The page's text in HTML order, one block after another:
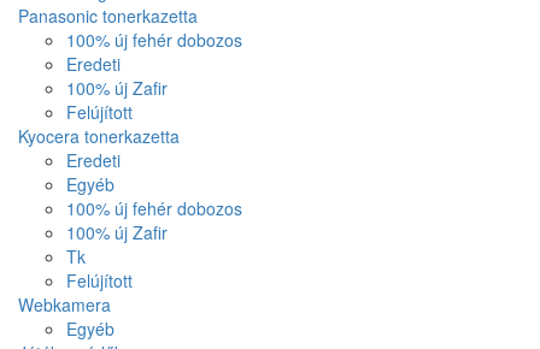
Panasonic tonerkazetta
100% új fehér dobozos
Eredeti
100% új Zafir
Felújított
Kyocera tonerkazetta
Eredeti
Egyéb
100% új fehér dobozos
100% új Zafir
Tk
Felújított
Webkamera
Egyéb